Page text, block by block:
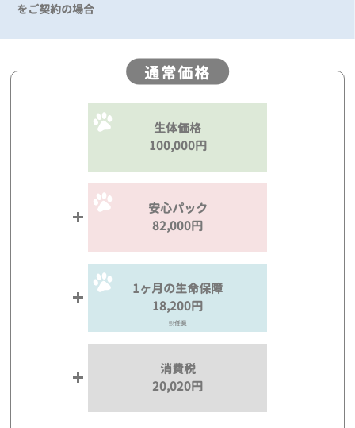
をご契約の場合
通常価格
生体価格
100,000円
安心パック
82,000円
1ヶ月の生命保障
18,200円
※任意
消費税
20,020円